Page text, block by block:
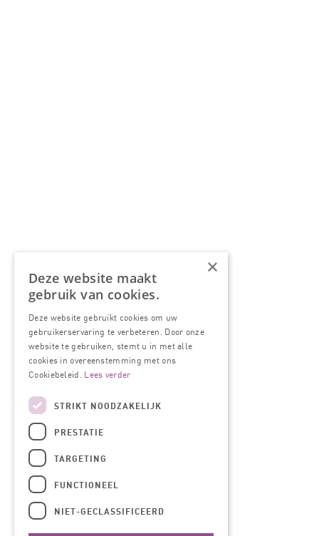
×
Deze website maakt
gebruik van cookies.
Deze website gebruikt cookies om uw
gebruikerservaring te verbeteren. Door onze
website te gebruiken, stemt u in met alle
cookies in overeenstemming met ons
Cookiebeleid. Lees verder
STRIKT NOODZAKELIJK
PRESTATIE
TARGETING
FUNCTIONEEL
NIET-GECLASSIFICEERD